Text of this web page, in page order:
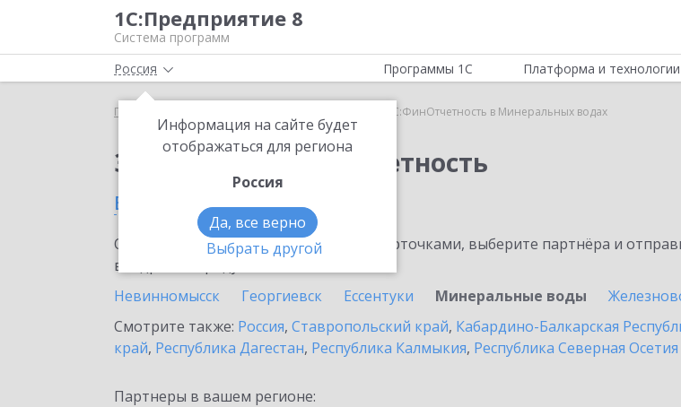
1С:Предприятие 8
Система программ
Россия
Информация на сайте будет
отображаться для региона
Россия
Да, все верно
Выбрать другой
Программы 1С Платформа и технологии
Главная 1С:ФинОтчетность в Минеральных водах
Заказать 1С:ФинОтчетность
в Минеральных водах
Ознакомьтесь с информационными карточками, выберите партнёра и
внедрение продукта.
Невинномысск
Георгиевск Ессентуки Минеральные воды
Смотрите также: Россия, Ставропольский край, Кабардино-Балкарская
край, Республика Дагестан, Республика Калмыкия, Республика Северная
Партнеры в вашем регионе: